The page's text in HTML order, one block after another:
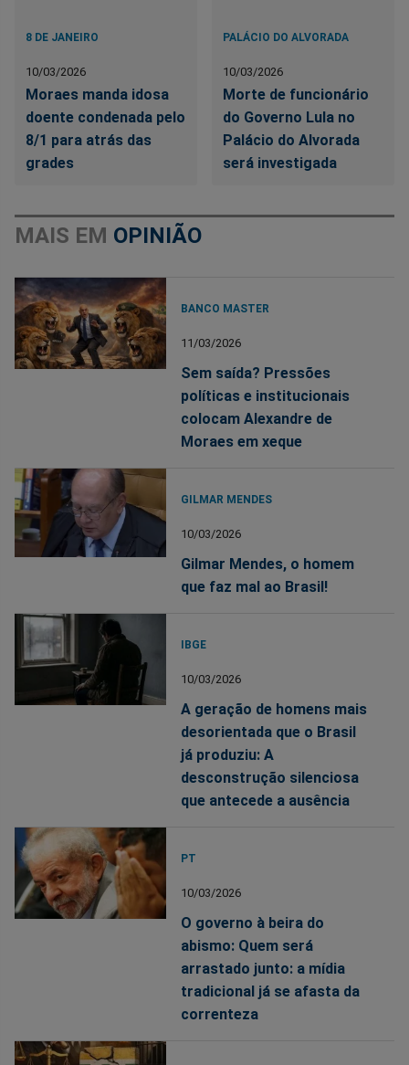
8 DE JANEIRO
10/03/2026
Moraes manda idosa
doente condenada pelo
8/1 para atrás das
grades
PALÁCIO DO ALVORADA
10/03/2026
Morte de funcionário
do Governo Lula no
Palácio do Alvorada
será investigada
MAIS EM OPINIÃO
BANCO MASTER
11/03/2026
Sem saída? Pressões
políticas e institucionais
colocam Alexandre de
Moraes em xeque
GILMAR MENDES
10/03/2026
Gilmar Mendes, o homem
que faz mal ao Brasil!
IBGE
10/03/2026
A geração de homens mais
desorientada que o Brasil
já produziu: A
desconstrução silenciosa
que antecede a ausência
PT
10/03/2026
O governo à beira do
abismo: Quem será
arrastado junto: a mídia
tradicional já se afasta da
correnteza